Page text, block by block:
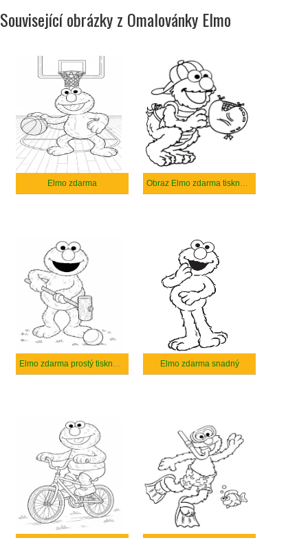
Související obrázky z Omalovánky Elmo
Elmo zdarma Obraz Elmo zdarma tisknutelné
Elmo zdarma prostý tisknutelné Elmo zdarma snadný